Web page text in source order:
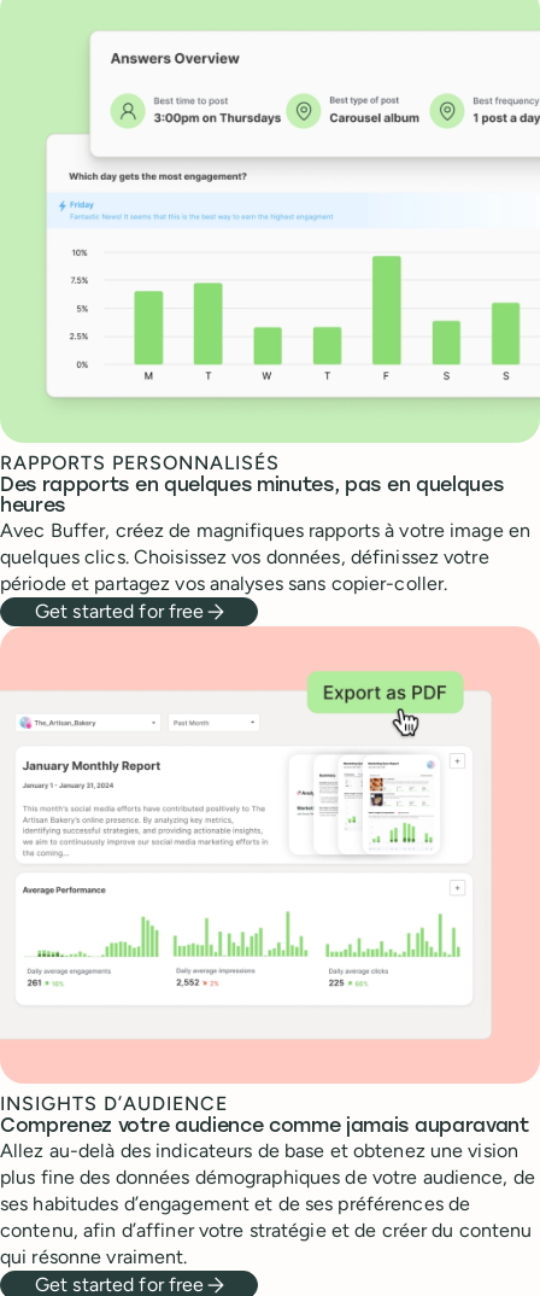
RAPPORTS PERSONNALISÉS
Des rapports en quelques minutes, pas en quelques
heures
Avec Buffer, créez de magnifiques rapports à votre image en
quelques clics. Choisissez vos données, définissez votre
période et partagez vos analyses sans copier-coller.
Get started for free
INSIGHTS D’AUDIENCE
Comprenez votre audience comme jamais auparavant
Allez au-delà des indicateurs de base et obtenez une vision
plus fine des données démographiques de votre audience, de
ses habitudes d’engagement et de ses préférences de
contenu, afin d’affiner votre stratégie et de créer du contenu
qui résonne vraiment.
Get started for free